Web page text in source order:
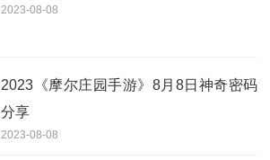
2023-08-08
2023《摩尔庄园手游》8月8日神奇密码
分享
2023-08-08